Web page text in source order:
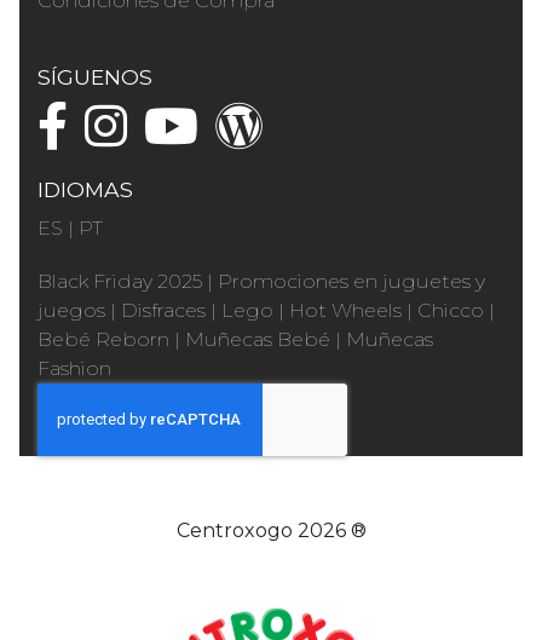
SÍGUENOS
IDIOMAS
ES | PT
Black Friday 2025 | Promociones en juguetes y
juegos | Disfraces | Lego | Hot Wheels | Chicco |
Bebé Reborn | Muñecas Bebé | Muñecas
Fashion
Centroxogo 2026 ®